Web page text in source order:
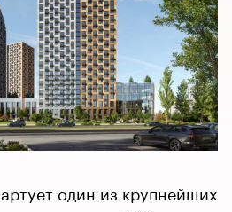
один из крупнейших